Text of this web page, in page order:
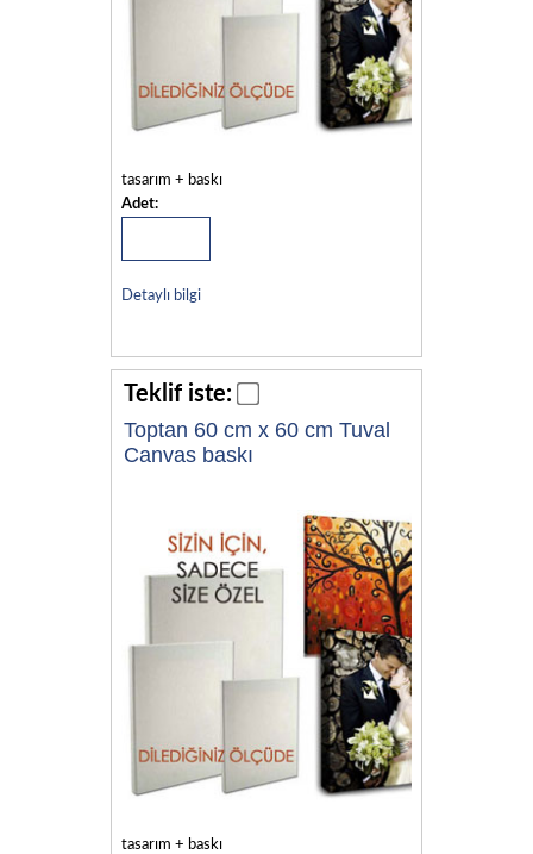
tasarım + baskı
Adet:
Detaylı bilgi
Teklif iste:
Toptan 60 cm x 60 cm Tuval
Canvas baskı
tasarım + baskı